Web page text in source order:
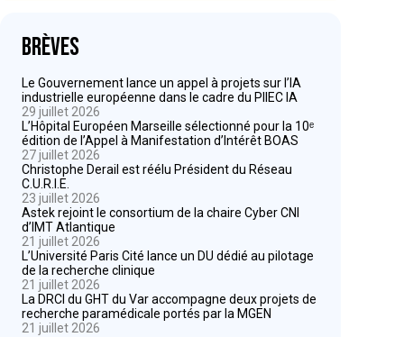
Brèves
Le Gouvernement lance un appel à projets sur l’IA
industrielle européenne dans le cadre du PIIEC IA
29 juillet 2026
L’Hôpital Européen Marseille sélectionné pour la 10ᵉ
édition de l’Appel à Manifestation d’Intérêt BOAS
27 juillet 2026
Christophe Derail est réélu Président du Réseau
C.U.R.I.E.
23 juillet 2026
Astek rejoint le consortium de la chaire Cyber CNI
d’IMT Atlantique
21 juillet 2026
L’Université Paris Cité lance un DU dédié au pilotage
de la recherche clinique
21 juillet 2026
La DRCI du GHT du Var accompagne deux projets de
recherche paramédicale portés par la MGEN
21 juillet 2026